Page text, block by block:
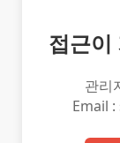
접근이
관리
Email